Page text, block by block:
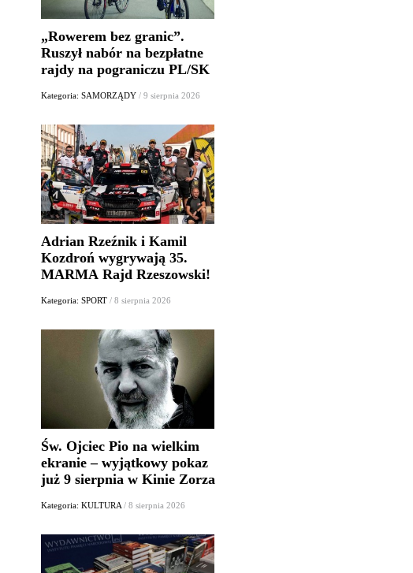
„Rowerem bez granic”.
Ruszył nabór na bezpłatne
rajdy na pograniczu PL/SK
Kategoria: SAMORZĄDY / 9 sierpnia 2026
Adrian Rzeźnik i Kamil
Kozdroń wygrywają 35.
MARMA Rajd Rzeszowski!
Kategoria: SPORT / 8 sierpnia 2026
Św. Ojciec Pio na wielkim
ekranie – wyjątkowy pokaz
już 9 sierpnia w Kinie Zorza
Kategoria: KULTURA / 8 sierpnia 2026